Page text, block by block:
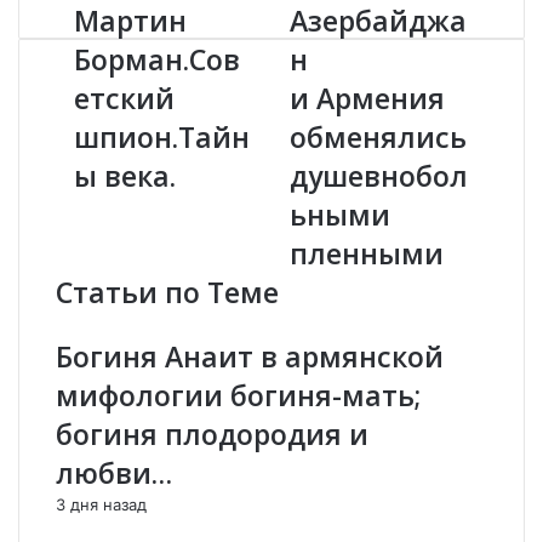
М
а
р
т
и
н
о
н
о
в
т
с
Мартин
Борман.Сов
етский
шпион.Тайн
ы века.
А
з
е
р
б
а
д
ж
н
р
м
н
Азербайджа
н
и Армения
обменялись
душевнобол
ьными
пленными
Статьи по Теме
Богиня Анаит в армянской
мифологии богиня-мать;
богиня плодородия и
любви…
3 дня назад